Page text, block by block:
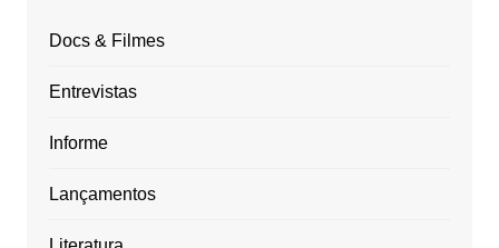
Docs & Filmes
Entrevistas
Informe
Lançamentos